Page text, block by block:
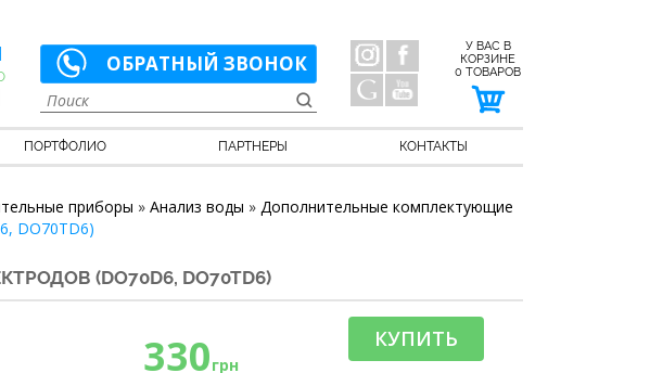
ОБРАТНЫЙ ЗВОНОК
У ВАС В
КОРЗИНЕ
0 ТОВАРОВ
ПОРТФОЛИО ПАРТНЕРЫ КОНТАКТЫ
приборы » Анализ воды » Дополнительные комплектующие
DO70TD6)
(DO70D6, DO70TD6)
330грн
КУПИТЬ